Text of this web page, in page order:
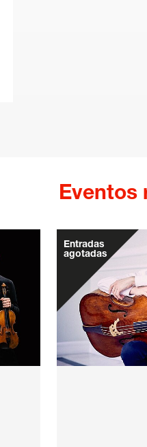
Eventos
Entradas
agotadas